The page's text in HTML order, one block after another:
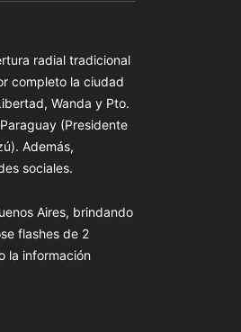
radial tradicional
completo la ciudad
Wanda y Pto.
(Presidente
Además,
sociales.
Aires, brindando
flashes de 2
la información